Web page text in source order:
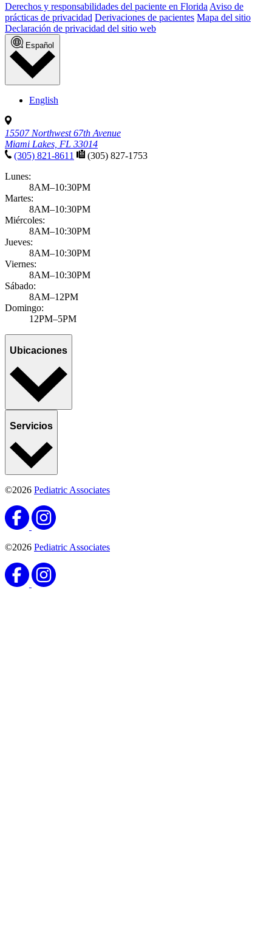
Derechos y responsabilidades del paciente en Florida Aviso de
prácticas de privacidad Derivaciones de pacientes Mapa del sitio
Declaración de privacidad del sitio web
Español
English
15507 Northwest 67th Avenue
Miami Lakes, FL 33014
(305) 821-8611
(305) 827-1753
Lunes:
8AM–10:30PM
Martes:
8AM–10:30PM
Miércoles:
8AM–10:30PM
Jueves:
8AM–10:30PM
Viernes:
8AM–10:30PM
Sábado:
8AM–12PM
Domingo:
12PM–5PM
Ubicaciones
Servicios
©2026 Pediatric Associates
©2026 Pediatric Associates